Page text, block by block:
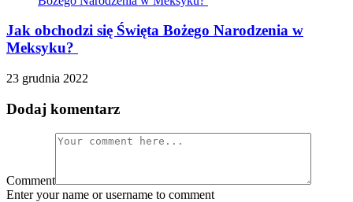
Jak obchodzi się Święta Bożego Narodzenia w
Meksyku?
23 grudnia 2022
Dodaj komentarz
Comment
Enter your name or username to comment